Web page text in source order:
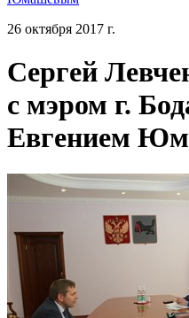
26 октября 2017 г.
Сергей
с мэром г.
Евгением